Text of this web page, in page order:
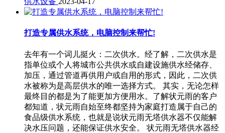
打造专属供水系统，电脑控制来帮忙!
去年有一个词儿挺火：二次供水。经了解，二次供水是
指单位或个人将城市公共供水或自建设施供水经储存、
加压，通过管道再供用户或自用的形式，因此，二次供
水被称为是高层供水的唯一选择方式。 其实，无论怎样
最终目的都是为了能更加方便用水。了解状元雨的客户
都知道，状元雨自始至终都坚持为家庭打造属于自己的
食品级供水系统，也就是说状元雨无塔供水器不仅能解
决水压问题，还能保证供水安全。 状元雨无塔供水器经